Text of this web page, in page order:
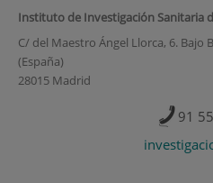
Instituto de Investigación Sanitaria
C/ del Maestro Ángel Llorca, 6. Bajo
(España)
28015 Madrid
91